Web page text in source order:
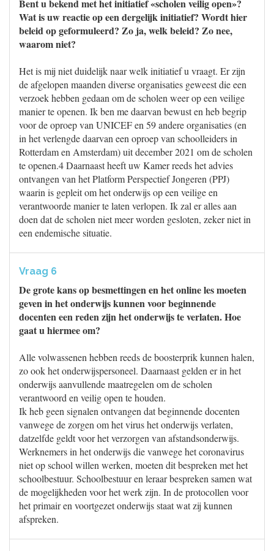
Bent u bekend met het initiatief «scholen veilig open»?
Wat is uw reactie op een dergelijk initiatief? Wordt hier
beleid op geformuleerd? Zo ja, welk beleid? Zo nee,
waarom niet?
Het is mij niet duidelijk naar welk initiatief u vraagt. Er zijn
de afgelopen maanden diverse organisaties geweest die een
verzoek hebben gedaan om de scholen weer op een veilige
manier te openen. Ik ben me daarvan bewust en heb begrip
voor de oproep van UNICEF en 59 andere organisaties (en
in het verlengde daarvan een oproep van schoolleiders in
Rotterdam en Amsterdam) uit december 2021 om de scholen
te openen.4 Daarnaast heeft uw Kamer reeds het advies
ontvangen van het Platform Perspectief Jongeren (PPJ)
waarin is gepleit om het onderwijs op een veilige en
verantwoorde manier te laten verlopen. Ik zal er alles aan
doen dat de scholen niet meer worden gesloten, zeker niet in
een endemische situatie.
Vraag 6
De grote kans op besmettingen en het online les moeten
geven in het onderwijs kunnen voor beginnende
docenten een reden zijn het onderwijs te verlaten. Hoe
gaat u hiermee om?
Alle volwassenen hebben reeds de boosterprik kunnen halen,
zo ook het onderwijspersoneel. Daarnaast gelden er in het
onderwijs aanvullende maatregelen om de scholen
verantwoord en veilig open te houden.
Ik heb geen signalen ontvangen dat beginnende docenten
vanwege de zorgen om het virus het onderwijs verlaten,
datzelfde geldt voor het verzorgen van afstandsonderwijs.
Werknemers in het onderwijs die vanwege het coronavirus
niet op school willen werken, moeten dit bespreken met het
schoolbestuur. Schoolbestuur en leraar bespreken samen wat
de mogelijkheden voor het werk zijn. In de protocollen voor
het primair en voortgezet onderwijs staat wat zij kunnen
afspreken.